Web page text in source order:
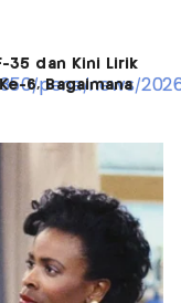
35 dan Kini Lirik
6, Bagaimana